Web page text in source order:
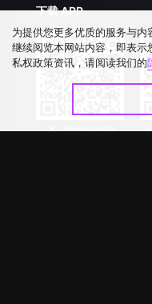
下载 APP
为提供您更多优质的服务与
继续阅览本网站内容，即表
私权政策资讯，请阅读我们的